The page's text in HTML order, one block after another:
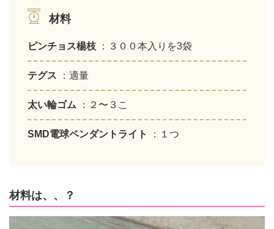
材料
ピンチョス楊枝 ：３００本入りを3袋
テグス ：適量
太い輪ゴム ：２〜３こ
SMD電球ペンダントライト ：１つ
材料は、、？